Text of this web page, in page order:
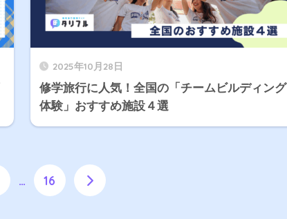
2025年10月28日
修学旅行に人気！全国の「チームビルディング
体験」おすすめ施設４選
… 16